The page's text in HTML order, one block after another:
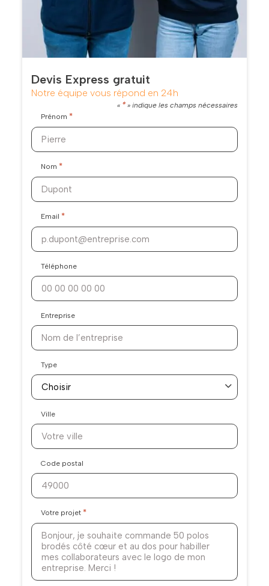
Devis Express gratuit
Notre équipe vous répond en 24h
« *» indique les champs nécessaires
Prénom *
Nom *
Email *
Téléphone
Entreprise
Type
Ville
Code postal
Votre projet *